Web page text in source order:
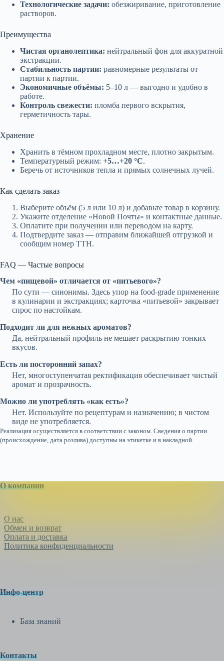
Технологические задачи: обезжиривание, приготовление
растворов.
Преимущества
Чистая органолептика: нейтральный фон для аккуратной
экстракции.
Стабильность партии: равномерные результаты от
партии к партии.
Экономичные объёмы: 5–10 л — выгодно и удобно в
работе.
Контроль свежести: пломба первого вскрытия,
герметичность тары.
Хранение
Хранить в тёмном прохладном месте, плотно закрытым.
Температурный режим: +5…+20 °C.
Беречь от источников тепла и прямых солнечных лучей.
Как сделать заказ
Выберите объём (5 л или 10 л) и добавьте товар в корзину.
Укажите отделение «Новой Почты» и контактные данные.
Оплатите при получении или переводом на карту.
Подтвердите заказ — отправим ближайшей отгрузкой и
сообщим номер ТТН.
FAQ — Частые вопросы
Чем «пищевой» отличается от «питьевого»?
По сути — синонимы. Здесь упор на food-grade применение
в кулинарии и экстракциях; карточка «питьевой» закрывает
спрос по настойкам.
Подходит ли для нежных ароматов?
Да, нейтральный профиль не мешает раскрытию тонких
вкусов.
Есть ли посторонний запах?
Нет, многоступенчатая ректификация обеспечивает чистый
аромат и прозрачность.
Можно ли употреблять «как есть»?
Нет. Используйте по рецептурам и назначению; в чистом
виде не употребляется.
Реализация осуществляется в соответствии с законом. Сведения о партии
(происхождение, дата розлива) доступны на этикетке и в накладной.
О компании
О нас
Обмен и возврат
Оплата и доставка
Политика конфиденциальности
Инфо-центр
База знаний
Контакты